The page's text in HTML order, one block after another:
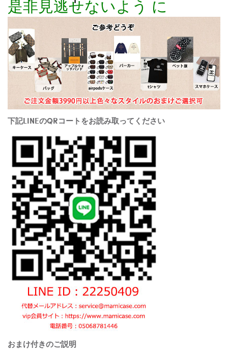
是非見逃せないよう に
下記LINEのQRコートをお読み取ってください
おまけ付きのご説明